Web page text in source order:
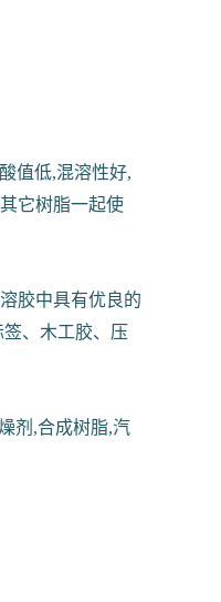
值低,混溶性好,
它树脂一起使
胶中具有优良的
、木工胶、压
剂,合成树脂,汽